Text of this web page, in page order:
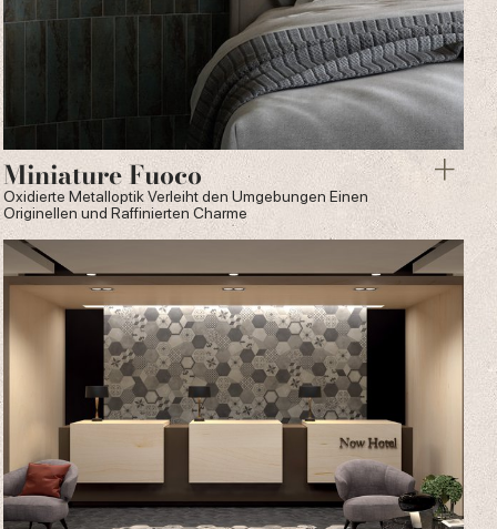
Miniature Fuoco
Oxidierte Metalloptik Verleiht den Umgebungen Einen
Originellen und Raffinierten Charme